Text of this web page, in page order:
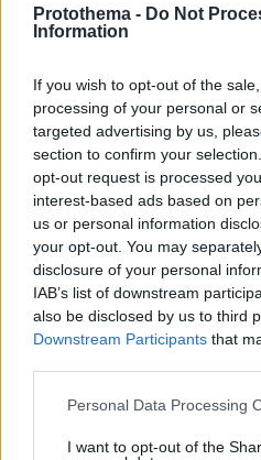
Protothema - Do Not
Information
If you wish to opt-out of the
processing of your personal or
targeted advertising by us,
section to confirm your
opt-out request is processed
interest-based ads based on
us or personal information
your opt-out. You may
disclosure of your personal
IAB’s list of downstream
also be disclosed by us to third
Downstream Participants that
Please note that this website/
not limited to your visit or usage
Personal Data Processing
I want to opt-out of the